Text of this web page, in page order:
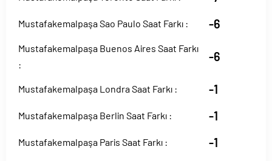
Mustafakemalpaşa Sao Paulo Saat Farkı : -6
Mustafakemalpaşa Buenos Aires Saat Farkı
:
-6
Mustafakemalpaşa Londra Saat Farkı : -1
Mustafakemalpaşa Berlin Saat Farkı : -1
Mustafakemalpaşa Paris Saat Farkı : -1